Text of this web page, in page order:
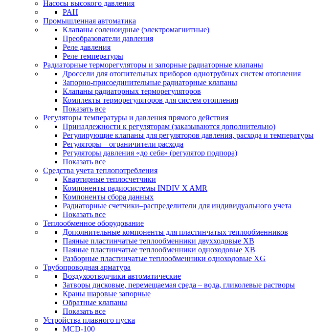
Насосы высокого давления
PAH
Промышленная автоматика
Клапаны соленоидные (электромагнитные)
Преобразователи давления
Реле давления
Реле температуры
Радиаторные терморегуляторы и запорные радиаторные клапаны
Дроссели для отопительных приборов однотрубных систем отопления
Запорно-присоединительные радиаторные клапаны
Клапаны радиаторных терморегуляторов
Комплекты терморегуляторов для систем отопления
Показать все
Регуляторы температуры и давления прямого действия
Принадлежности к регуляторам (заказываются дополнительно)
Регулирующие клапаны для регуляторов давления, расхода и температуры
Регуляторы – ограничители расхода
Регуляторы давления «до себя» (регулятор подпора)
Показать все
Средства учета теплопотребления
Квартирные теплосчетчики
Компоненты радиосистемы INDIV X AMR
Компоненты сбора данных
Радиаторные счетчики–распределители для индивидуального учета
Показать все
Теплообменное оборудование
Дополнительные компоненты для пластинчатых теплообменников
Паяные пластинчатые теплообменники двухходовые XB
Паяные пластинчатые теплообменники одноходовые ХВ
Разборные пластинчатые теплообменники одноходовые ХG
Трубопроводная арматура
Воздухоотводчики автоматические
Затворы дисковые, перемещаемая среда – вода, гликолевые растворы
Краны шаровые запорные
Обратные клапаны
Показать все
Устройства плавного пуска
MCD-100